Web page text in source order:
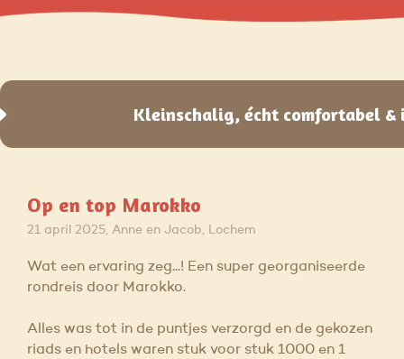
Kleinschalig, écht comfortabel &
Op en top Marokko
21 april 2025, Anne en Jacob, Lochem
Wat een ervaring zeg...! Een super georganiseerde
rondreis door Marokko.
Alles was tot in de puntjes verzorgd en de gekozen
riads en hotels waren stuk voor stuk 1000 en 1